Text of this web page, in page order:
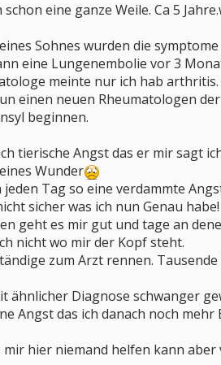
eine ganze Weile. Ca 5
Sohnes wurden die
eine Lungenembolie vor 3
meinte nur ich hab arthritis.
einen neuen Rheumatologen
beginnen.
tierische Angst das er mir sagt
Wunder
Tag so eine verdammte
sicher was ich nun Genau
geht es mir gut und tage an
nicht wo mir der Kopf steht.
zum Arzt rennen.
ähnlicher Diagnose schwanger
Angst das ich danach noch
hier niemand helfen kann